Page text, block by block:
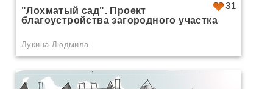
31
"Лохматый сад". Проект
благоустройства загородного участка
Лукина Людмила